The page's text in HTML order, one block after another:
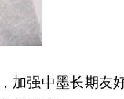
强中墨长期友